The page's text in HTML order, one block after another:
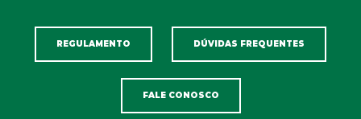
REGULAMENTO DÚVIDAS FREQUENTES
FALE CONOSCO